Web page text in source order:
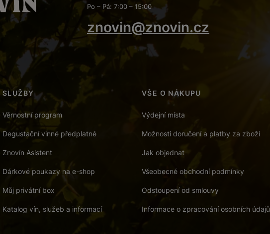
Po – Pá: 7:00 – 15:00
znovin@znovin.cz
SLUŽBY
Věrnostní program
Degustační vinné předplatné
Znovín Asistent
Dárkové poukazy na e-shop
Můj privátní box
Katalog vín, služeb a informací
VŠE O NÁKUPU
Výdejní místa
Možnosti doručení a platby za zboží
Jak objednat
Všeobecné obchodní podmínky
Odstoupení od smlouvy
Informace o zpracování osobních údajů